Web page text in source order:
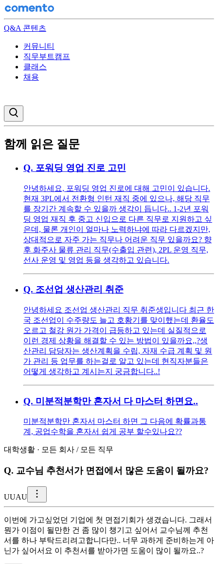
Q&A 콘텐츠
커뮤니티
직무부트캠프
클래스
채용
함께 읽은 질문
Q. 포워딩 영업 진로 고민
안녕하세요, 포워딩 영업 진로에 대해 고민이 있습니다.
현재 3PL에서 전환형 인턴 재직 중에 있으나, 해당 직무
를 장기간 계속할 수 있을까 생각이 듭니다.. 1-2년 포워
딩 영업 재직 후 중고 신입으로 다른 직무로 지원하고 싶
은데, 물론 개인이 얼마나 노력하냐에 따라 다르겠지만,
상대적으로 자주 가는 직무나 어려운 직무 있을까요? 향
후 화주사 물류 관리 직무(수출입 관련), 2PL 운영 직무,
선사 운영 및 영업 등을 생각하고 있습니다.
Q. 조선업 생산관리 취준
안녕하세요 조선업 생산관리 직무 취준생입니다 최근 한
국 조선업이 수주량도 늘고 호황기를 맞이했는데 환율도
오르고 철강 원가 가격이 급등하고 있는데 실질적으로
이런 경제 상황을 해결할 수 있는 방법이 있을까요,,?생
산관리 담당자는 생산계획을 수립, 자재 수급 계획 및 원
가 관리 등 업무를 하는걸로 알고 있는데 현직자분들은
어떻게 생각하고 계시는지 궁금합니다..!
Q. 미분적분학만 혼자서 다 마스터 하면요..
미분적분학만 혼자서 마스터 하면 그 다음에 확률과통
계, 공업수학을 혼자서 쉽게 공부 할수있나요??
대학생활 · 모든 회사 / 모든 직무
Q. 교수님 추천서가 면접에서 많은 도움이 될까요?
UUAU
이번에 가고싶었던 기업에 첫 면접기회가 생겼습니다. 그래서
뭔가 이점이 될만한 건 좀 많이 챙기고 싶어서 교수님께 추천
서를 하나 부탁드리려고합니다만.. 너무 과하게 준비하는게 아
닌가 싶어서요 이 추천서를 받아가면 도움이 많이 될까요..?